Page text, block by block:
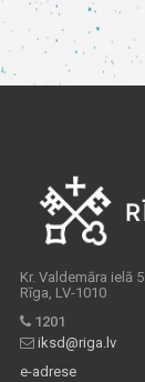
Kr. Valdemāra ielā 5
Rīga, LV-1010
1201
iksd@riga.lv
e-adrese